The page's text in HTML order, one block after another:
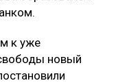
к уже
новый